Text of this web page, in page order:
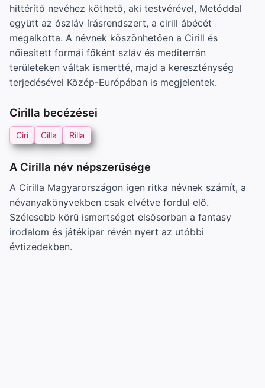
hittérítő nevéhez köthető, aki testvérével, Metóddal
együtt az ószláv írásrendszert, a cirill ábécét
megalkotta. A névnek köszönhetően a Cirill és
nőiesített formái főként szláv és mediterrán
területeken váltak ismertté, majd a kereszténység
terjedésével Közép-Európában is megjelentek.
Cirilla becézései
Ciri Cilla Rilla
A Cirilla név népszerűsége
A Cirilla Magyarországon igen ritka névnek számít, a
névanyakönyvekben csak elvétve fordul elő.
Szélesebb körű ismertséget elsősorban a fantasy
irodalom és játékipar révén nyert az utóbbi
évtizedekben.